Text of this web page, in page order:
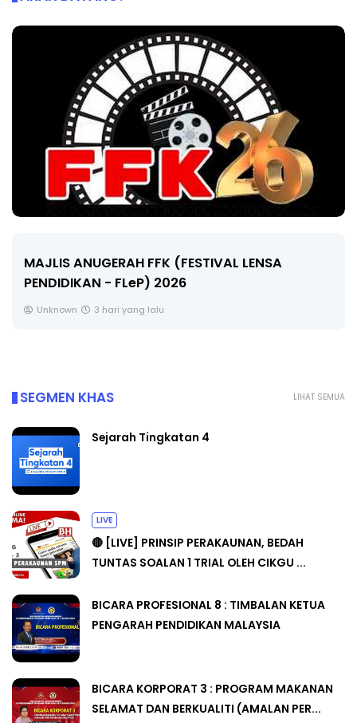
MAJLIS ANUGERAH FFK (FESTIVAL LENSA
PENDIDIKAN - FLeP) 2026
Unknown 3 hari yang lalu
LIHAT SEMUA
SEGMEN KHAS
Sejarah Tingkatan 4
LIVE
🔴 [LIVE] PRINSIP PERAKAUNAN, BEDAH
TUNTAS SOALAN 1 TRIAL OLEH CIKGU ...
BICARA PROFESIONAL 8 : TIMBALAN KETUA
PENGARAH PENDIDIKAN MALAYSIA
BICARA KORPORAT 3 : PROGRAM MAKANAN
SELAMAT DAN BERKUALITI (AMALAN PER...